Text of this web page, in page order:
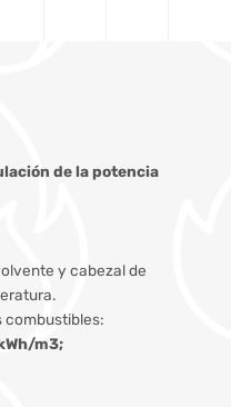
de la potencia
y cabezal de
combustibles:
m3;